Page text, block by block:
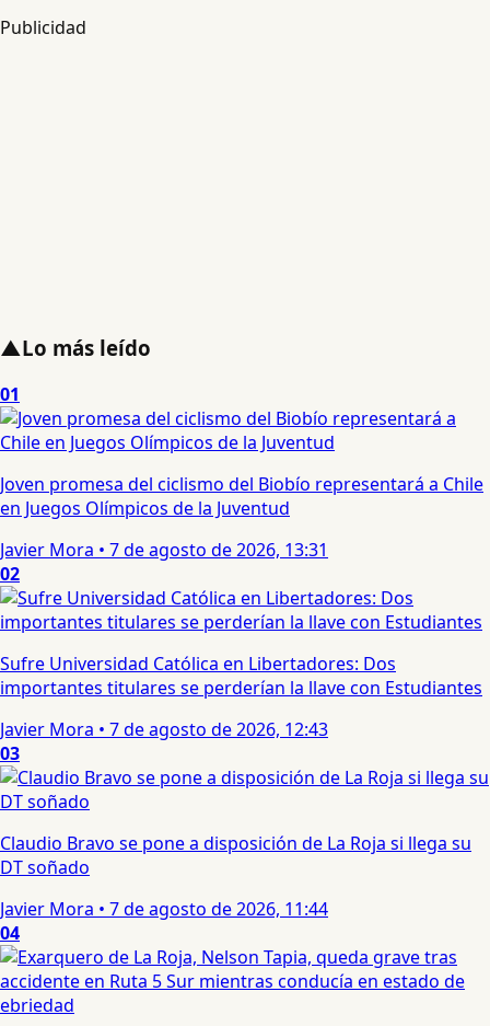
Publicidad
▲Lo más leído
01
Joven promesa del ciclismo del Biobío representará a Chile
en Juegos Olímpicos de la Juventud
Javier Mora • 7 de agosto de 2026, 13:31
02
Sufre Universidad Católica en Libertadores: Dos
importantes titulares se perderían la llave con Estudiantes
Javier Mora • 7 de agosto de 2026, 12:43
03
Claudio Bravo se pone a disposición de La Roja si llega su
DT soñado
Javier Mora • 7 de agosto de 2026, 11:44
04